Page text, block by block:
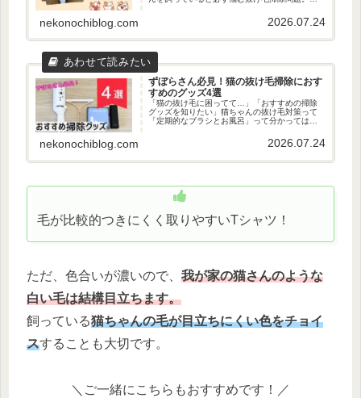
で、簡単にコスパのいい抜け毛掃除ができま
す。何を使うのか…それは…「猫壱の...
nekonochiblog.com 2026.07.24
ずぼらさん必見！猫の抜け毛掃除におす
すめのグッズ4選
「猫の抜け毛に困ってて…」「おすすめの掃除
グッズを知りたい」猫ちゃんの抜け毛対策って
「定期的なブラシとお風呂」って分かってはい
悩んでないんですよね…！ただ、最近は猫グッ
ズも進化しており、ぐうたら人間...
nekonochiblog.com 2026.07.24
毛が比較的つきにくく取りやすいTシャツ！
ただ、色合いが濃いので、 我が家の猫さんのような
白い毛は結構目立ちます。
飼っている猫ちゃんの毛が目立ちにくい色をチョイ
スすることも大切です。
＼ご一緒にこちらもおすすめです！／